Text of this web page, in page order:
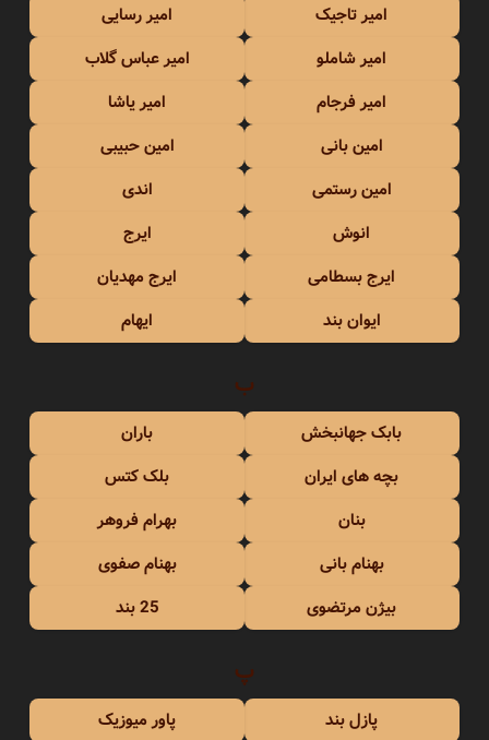
امیر تاجیک
امیر رسایی
امیر شاملو
امیر عباس گلاب
امیر فرجام
امیر یاشا
امین بانی
امین حبیبی
امین رستمی
اندی
انوش
ایرج
ایرج بسطامی
ایرج مهدیان
ایوان بند
ایهام
ب
بابک جهانبخش
باران
بچه های ایران
بلک کتس
بنان
بهرام فروهر
بهنام بانی
بهنام صفوی
بیژن مرتضوی
25 بند
پ
پازل بند
پاور میوزیک